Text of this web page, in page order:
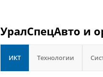
УралСпецАвто и
ИКТ Технологии